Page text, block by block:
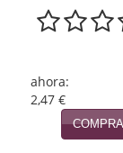
ahora:
2,47 €